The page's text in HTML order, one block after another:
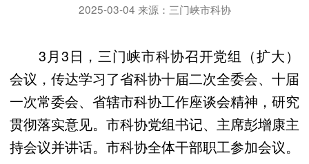
2025-03-04 来源：三门峡市科协
3月3日，三门峡市科协召开党组（扩大）
会议，传达学习了省科协十届二次全委会、十届
一次常委会、省辖市科协工作座谈会精神，研究
贯彻落实意见。市科协党组书记、主席彭增康主
持会议并讲话。市科协全体干部职工参加会议。